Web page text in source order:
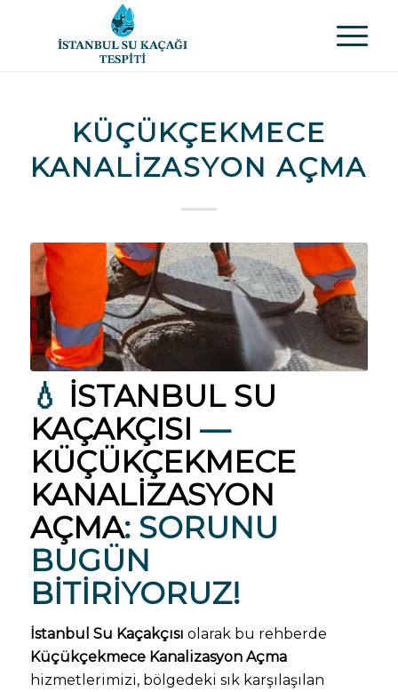
KÜÇÜKÇEKMECE
KANALIZASYON AÇMA
💧 İSTANBUL SU
KAÇAKÇISI —
KÜÇÜKÇEKMECE
KANALIZASYON
AÇMA: SORUNU
BUGÜN
BITIRIYORUZ!
İstanbul Su Kaçakçısı olarak bu rehberde
Küçükçekmece Kanalizasyon Açma
hizmetlerimizi, bölgedeki sık karşılaşılan